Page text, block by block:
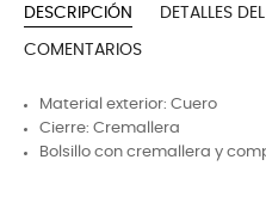
DESCRIPCIÓN DETALLES
COMENTARIOS
Material exterior: Cuero
Cierre: Cremallera
Bolsillo con cremallera y